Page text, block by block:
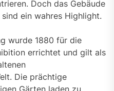
Doch das Gebäude
ein wahres Highlight.
wurde 1880 für die
errichtet und gilt als
Die prächtige